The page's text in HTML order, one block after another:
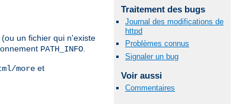
Traitement des bugs
Journal des modifications de
httpd
Problèmes connus
Signaler un bug
Voir aussi
Commentaires
un fichier qui n'existe
PATH_INFO.
more et